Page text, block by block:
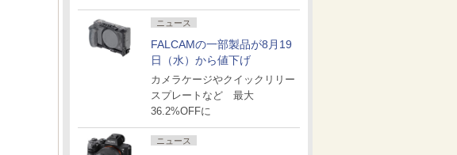
ニュース
FALCAMの一部製品が8月19
日（水）から値下げ
カメラケージやクイックリリー
スプレートなど 最大
36.2%OFFに
ニュース